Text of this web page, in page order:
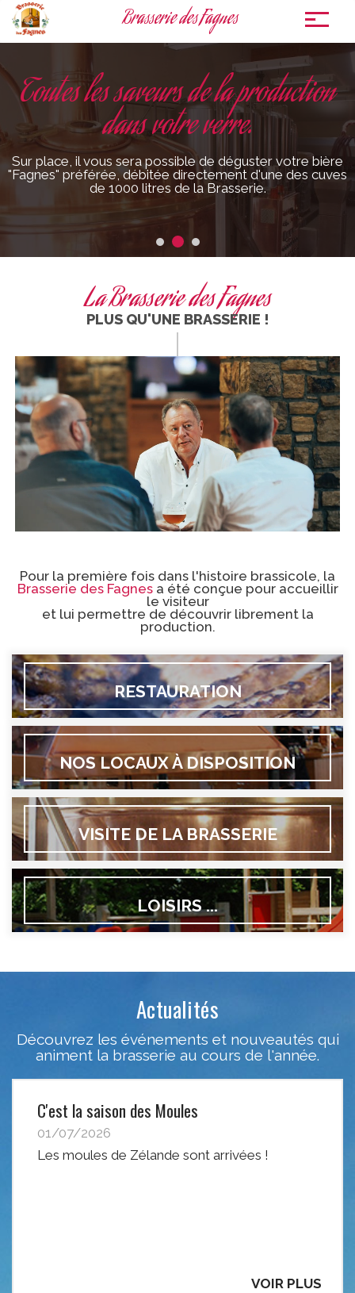
Brasserie des Fagnes
La Brasserie des Fagnes
Une entreprise étonnante qui vous plongera dans 150
ans d'évolution brassicole.
EN SAVOIR PLUS
Toutes les saveurs de la production
dans votre verre.
Sur place, il vous sera possible de déguster votre bière
"Fagnes" préférée, débitée directement d'une des cuves
de 1000 litres de la Brasserie.
La Brasserie des Fagnes
PLUS QU'UNE BRASSERIE !
Pour la première fois dans l'histoire brassicole, la
Brasserie des Fagnesa été conçue pour accueillir
le visiteur
et lui permettre de découvrir librement la
production.
RESTAURATION
NOS LOCAUX À DISPOSITION
VISITE DE LA BRASSERIE
LOISIRS ...
Actualités
Découvrez les événements et nouveautés qui
animent la brasserie au cours de l'année.
C'est la saison des Moules
01/07/2026
Les moules de Zélande sont arrivées !
VOIR PLUS